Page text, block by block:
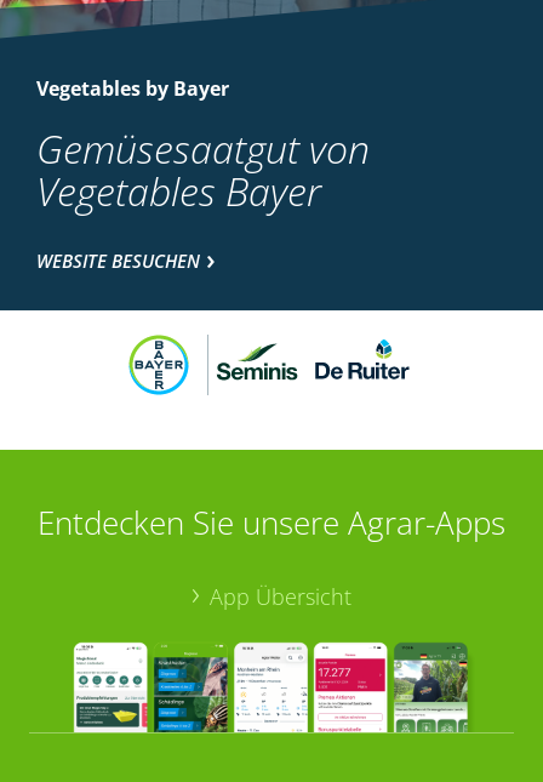
Vegetables by Bayer
Gemüsesaatgut von
Vegetables Bayer
WEBSITE BESUCHEN
Entdecken Sie unsere Agrar-Apps
App Übersicht